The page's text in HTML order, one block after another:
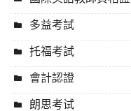
多益考試
托福考試
會計認證
朗思考试